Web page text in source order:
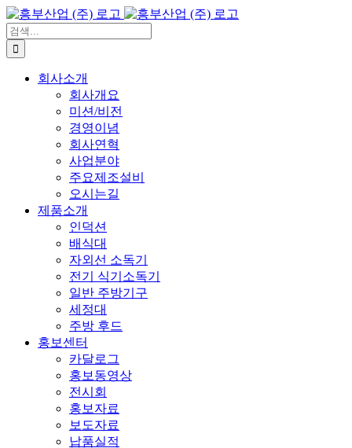
콘
텐
츠
로
검
색:
회사소개
회사개요
미션/비전
경영이념
회사연혁
사업분야
주요제조설비
오시는길
제품소개
인덕션
배식대
자외선 소독기
전기 식기소독기
일반 주방기구
세정대
주방 후드
홍보센터
카달로그
홍보동영상
전시회
홍보자료
보도자료
납품실적